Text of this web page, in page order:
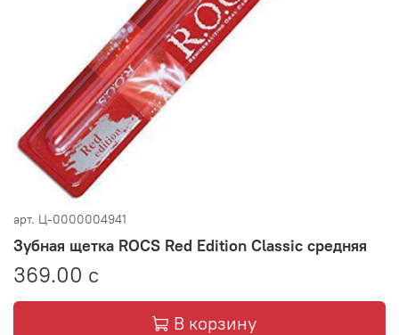
арт. Ц-0000004941
Зубная щетка ROCS Red Edition Classic средняя
369.00 с
В корзину